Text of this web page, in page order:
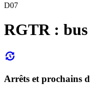
D07
RGTR :
Arrêts et prochains